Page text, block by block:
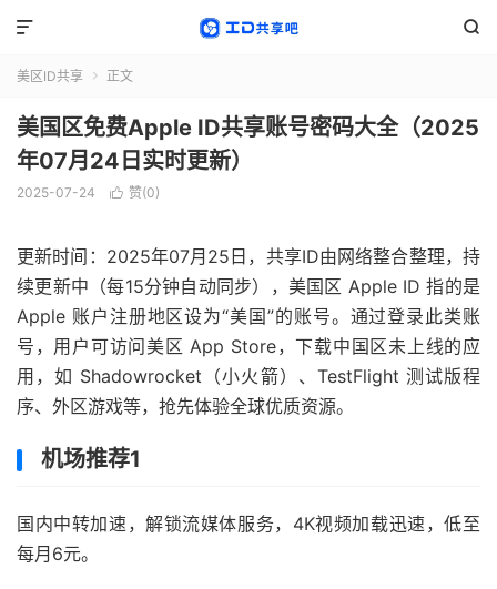


美区ID共享  正文
美国区免费Apple ID共享账号密码大全（2025
年07月24日实时更新）
2025-07-24  赞(0)
更新时间：2025年07月25日，共享ID由网络整合整理，持
续更新中（每15分钟自动同步），美国区 Apple ID 指的是
Apple 账户注册地区设为“美国”的账号。通过登录此类账
号，用户可访问美区 App Store，下载中国区未上线的应
用，如 Shadowrocket（小火箭）、TestFlight 测试版程
序、外区游戏等，抢先体验全球优质资源。
机场推荐1
国内中转加速，解锁流媒体服务，4K视频加载迅速，低至
每月6元。